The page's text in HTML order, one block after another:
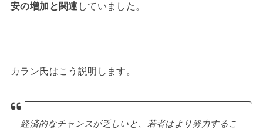
安の増加と関連 していました。
カラン氏はこう説明します。
経済的なチャンスが乏しいと、若者はより努力するこ